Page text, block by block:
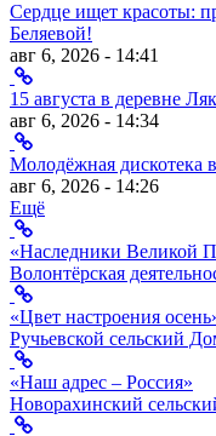
Сердце ищет красоты:
Беляевой!
авг 6, 2026 - 14:41
15 августа в деревне
авг 6, 2026 - 14:34
Молодёжная дискотека
авг 6, 2026 - 14:26
Ещё
«Наследники Великой
Волонтёрская
«Цвет настроения
Ручьевской сельский
«Наш адрес – Россия»
Новорахинский